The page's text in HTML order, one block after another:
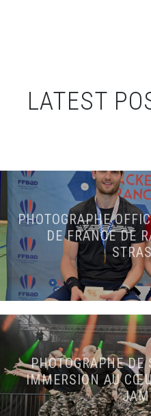
LATEST
PHOTOGRAPHE
DE FRANCE DE
PHOTOGRAPHE
IMMERSION AU